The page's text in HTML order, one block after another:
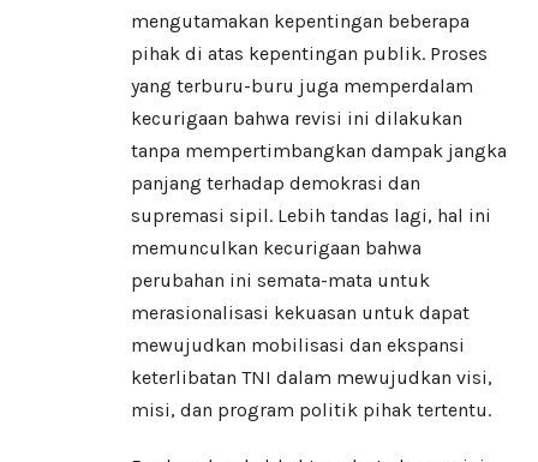
mengutamakan kepentingan beberapa
pihak di atas kepentingan publik. Proses
yang terburu-buru juga memperdalam
kecurigaan bahwa revisi ini dilakukan
tanpa mempertimbangkan dampak jangka
panjang terhadap demokrasi dan
supremasi sipil. Lebih tandas lagi, hal ini
memunculkan kecurigaan bahwa
perubahan ini semata-mata untuk
merasionalisasi kekuasan untuk dapat
mewujudkan mobilisasi dan ekspansi
keterlibatan TNI dalam mewujudkan visi,
misi, dan program politik pihak tertentu.